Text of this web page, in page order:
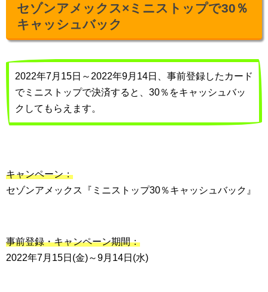
セゾンアメックス×ミニストップで30％
キャッシュバック
2022年7月15日～2022年9月14日、事前登録したカード
でミニストップで決済すると、30％をキャッシュバッ
クしてもらえます。
キャンペーン：
セゾンアメックス『ミニストップ30％キャッシュバック』
事前登録・キャンペーン期間：
2022年7月15日(金)～9月14日(水)